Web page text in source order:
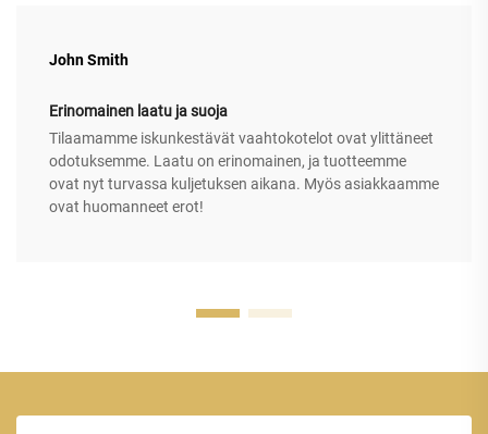
John Smith
Erinomainen laatu ja suoja
Tilaamamme iskunkestävät vaahtokotelot ovat ylittäneet
odotuksemme. Laatu on erinomainen, ja tuotteemme
ovat nyt turvassa kuljetuksen aikana. Myös asiakkaamme
ovat huomanneet erot!